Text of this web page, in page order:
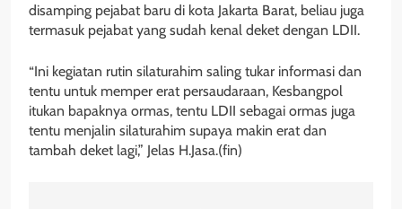
disamping pejabat baru di kota Jakarta Barat, beliau juga
termasuk pejabat yang sudah kenal deket dengan LDII.
“Ini kegiatan rutin silaturahim saling tukar informasi dan
tentu untuk memper erat persaudaraan, Kesbangpol
itukan bapaknya ormas, tentu LDII sebagai ormas juga
tentu menjalin silaturahim supaya makin erat dan
tambah deket lagi,” Jelas H.Jasa.(fin)